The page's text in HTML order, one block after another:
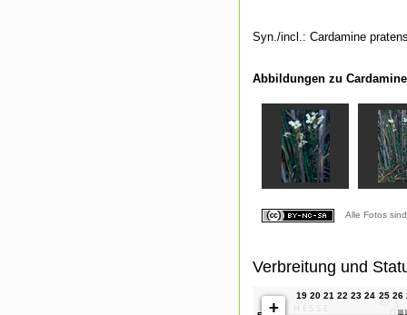
Syn./incl.: Cardamine
Abbildungen zu
Alle Fotos
Verbreitung und
+